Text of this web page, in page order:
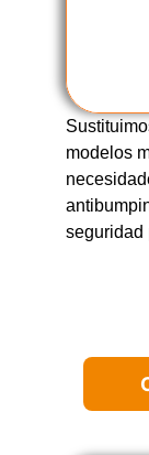
modelos
seguridad